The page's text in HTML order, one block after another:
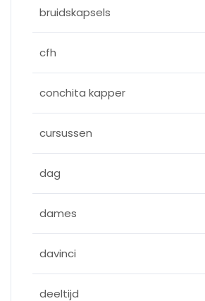
bruidskapsels
cfh
conchita kapper
cursussen
dag
dames
davinci
deeltijd